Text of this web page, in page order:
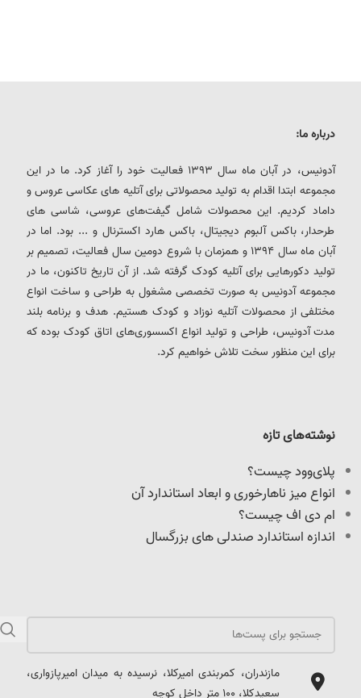
مازندران، کمربندی امیرکلا، نرسیده به میدان امیرپازواری،
سعیدکلا، 100 متر داخل کوچه
نوشته‌های تازه
پلای‌وود چیست؟
انواع میز ناهارخوری و ابعاد استاندارد آن
ام دی اف چیست؟
اندازه استاندارد صندلی های بزرگسال
درباره ما:
آدونیس، در آبان ماه سال 1393 فعالیت خود را آغاز کرد. ما در این
مجموعه ابتدا اقدام به تولید محصولاتی برای آتلیه های عکاسی عروس و
داماد کردیم. این محصولات شامل گیفت‌های عروسی، شاسی های
طرحدار، باکس آلبوم دیجیتال، باکس هارد اکسترنال و ... بود. اما در
آبان ماه سال 1394 و همزمان با شروع دومین سال فعالیت، تصمیم بر
تولید دکورهایی برای آتلیه کودک گرفته شد. از آن تاریخ تاکنون، ما در
مجموعه آدونیس به صورت تخصصی مشغول به طراحی و ساخت انواع
مختلفی از محصولات آتلیه نوزاد و کودک هستیم. هدف و برنامه بلند
مدت آدونیس، طراحی و تولید انواع اکسسوری‌های اتاق کودک بوده که
برای این منظور سخت تلاش خواهیم کرد.